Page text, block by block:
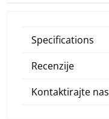
Specifications
Recenzije
Kontaktirajte nas